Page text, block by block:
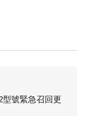
型號緊急召回更